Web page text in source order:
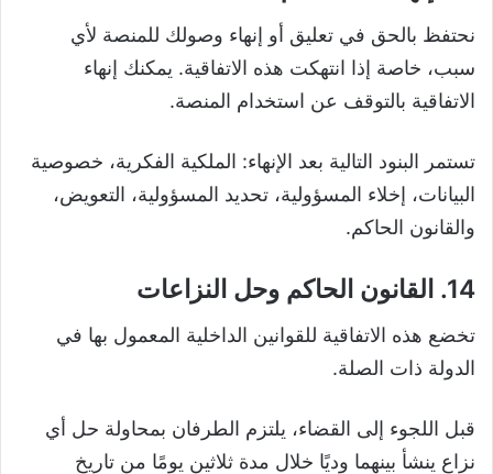
نحتفظ بالحق في تعليق أو إنهاء وصولك للمنصة لأي
سبب، خاصة إذا انتهكت هذه الاتفاقية. يمكنك إنهاء
الاتفاقية بالتوقف عن استخدام المنصة.
تستمر البنود التالية بعد الإنهاء: الملكية الفكرية، خصوصية
البيانات، إخلاء المسؤولية، تحديد المسؤولية، التعويض،
والقانون الحاكم.
14. القانون الحاكم وحل النزاعات
تخضع هذه الاتفاقية للقوانين الداخلية المعمول بها في
الدولة ذات الصلة.
قبل اللجوء إلى القضاء، يلتزم الطرفان بمحاولة حل أي
نزاع ينشأ بينهما وديًا خلال مدة ثلاثين يومًا من تاريخ